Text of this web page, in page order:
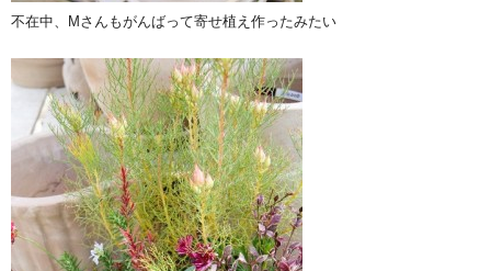
不在中、Mさんもがんばって寄せ植え作ったみたい